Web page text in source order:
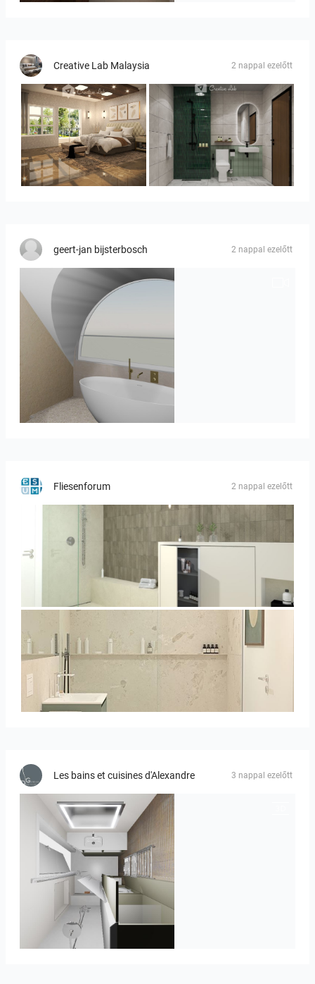
Creative Lab Malaysia 2 nappal ezelőtt
YUSMAN_BEDROOM KHAI_BATHROOM
geert-jan bijsterbosch 2 nappal ezelőtt
J._Stadtmuller-Koops_Staphorst_badkamer_TEGELS-3
Fliesenforum 2 nappal ezelőtt
Bild__1
Les bains et cuisines d'Alexandre 3 nappal ezelőtt
JEGOUX-PASSER 2